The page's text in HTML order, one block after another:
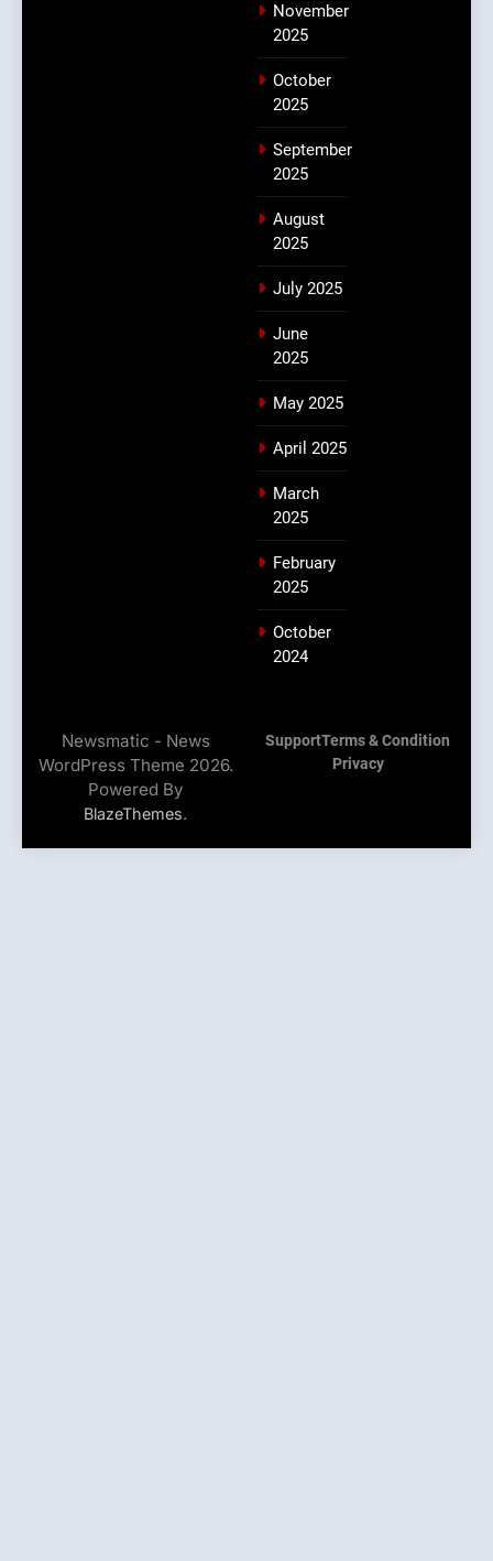
November
2025
October
2025
September
2025
August
2025
July 2025
June
2025
May 2025
April 2025
March
2025
February
2025
October
2024
Newsmatic - News
WordPress Theme 2026.
Powered By
BlazeThemes.
SupportTerms & Condition
Privacy